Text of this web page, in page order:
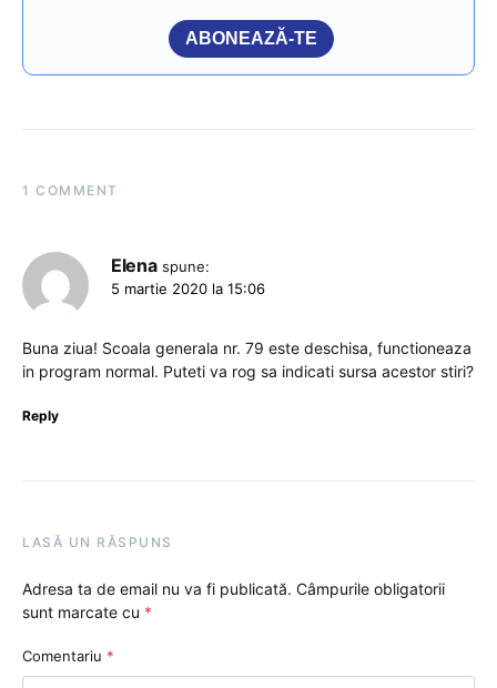
ABONEAZĂ-TE
1 COMMENT
Elena spune:
5 martie 2020 la 15:06
Buna ziua! Scoala generala nr. 79 este deschisa, functioneaza
in program normal. Puteti va rog sa indicati sursa acestor stiri?
Reply
LASĂ UN RĂSPUNS
Adresa ta de email nu va fi publicată. Câmpurile obligatorii
sunt marcate cu *
Comentariu *